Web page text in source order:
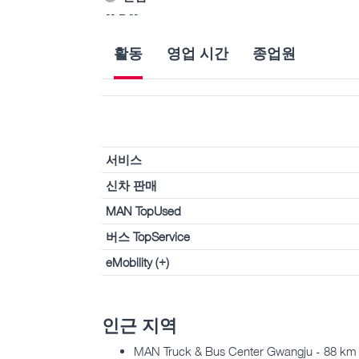
-- – --
활동 영업 시간 종업원
서비스
신차 판매
MAN TopUsed
버스 TopService
eMobility (+)
인근 지역
MAN Truck & Bus Center Gwangju - 88 km